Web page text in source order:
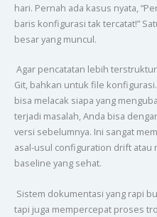
hari. Pernah ada kasus nyata,
baris konfigurasi tak tercatat!”
besar yang muncul.
Agar pencatatan lebih
Git, bahkan untuk file
bisa melacak siapa yang
terjadi masalah, Anda bisa
versi sebelumnya. Ini sangat
asal-usul configuration drift atau
baseline yang sehat.
Sistem dokumentasi yang rapi
tapi juga mempercepat proses